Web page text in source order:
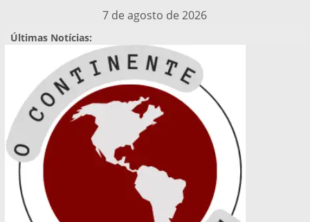
para
7 de agosto de 2026
Últimas Notícias: